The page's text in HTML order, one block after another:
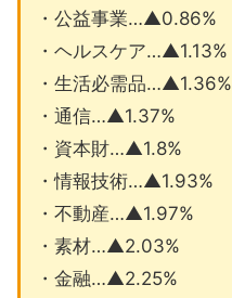
・公益事業…▲0.86%
・ヘルスケア…▲1.13%
・生活必需品…▲1.36%
・通信…▲1.37%
・資本財…▲1.8%
・情報技術…▲1.93%
・不動産…▲1.97%
・素材…▲2.03%
・金融…▲2.25%